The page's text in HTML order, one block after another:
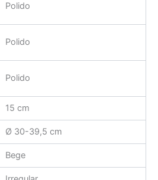
Polido
Polido
Polido
15 cm
Ø 30-39,5 cm
Bege